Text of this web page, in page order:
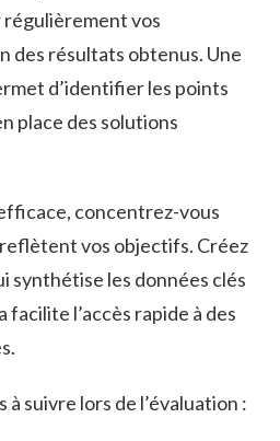
vos
des résultats obtenus. Une
d’identifier les points
place des solutions
concentrez-vous
vos objectifs. Créez
synthétise les données clés
l’accès rapide à des
suivre lors de l’évaluation :